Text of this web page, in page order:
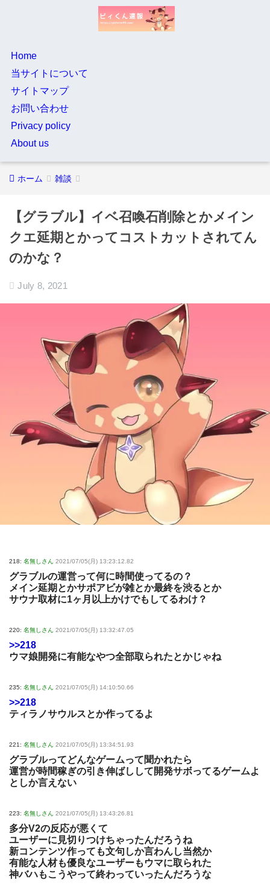
Home
当サイトについて
サイトマップ
お問い合わせ
Privacy policy
About us
ホーム 雑談
【グラブル】イベ召喚石削除とかメイン
クエ延期とかってコストカットされてん
のかな？
July 8, 2021
218: 名無しさん 2021/07/05(月) 13:23:12.82
グラブルの運営って何に時間使ってるの？
メイン延期とかサポアビが雑とか最終を渋るとか
サウナ取材に1ヶ月以上かけでもしてるわけ？
220: 名無しさん 2021/07/05(月) 13:32:47.05
>>218
ウマ娘開発に有能なやつ全部取られたとかじゃね
235: 名無しさん 2021/07/05(月) 14:10:50.66
>>218
ティラノサウルスとか作ってるよ
221: 名無しさん 2021/07/05(月) 13:34:51.93
グラブルってどんなゲームって聞かれたら
運営が時間稼ぎの引き伸ばしして開発サボってるゲームよ
としか言えない
223: 名無しさん 2021/07/05(月) 13:43:26.81
多分V2の反応が悪くて
ユーザーに見切りつけちゃったんだろうね
新コンテンツ作っても文句しか言わんし当然か
有能な人材も優良なユーザーもウマに取られた
神バハもこうやって終わっていったんだろうな